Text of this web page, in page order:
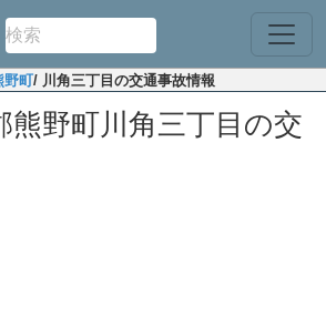
野町/ 川角三丁目の交通事故情報
熊野町川角三丁目の交